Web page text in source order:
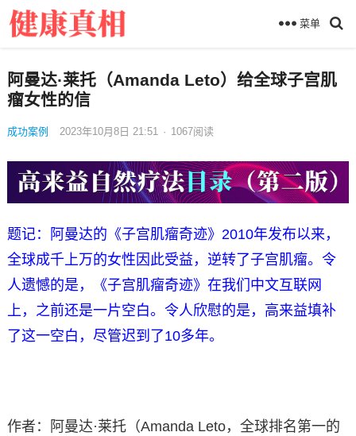
菜单
阿曼达·莱托（Amanda Leto）给全球子宫肌
瘤女性的信
成功案例 2023年10月8日 21:51 · 1067阅读
题记：阿曼达的《子宫肌瘤奇迹》2010年发布以来，
全球成千上万的女性因此受益，逆转了子宫肌瘤。令
人遗憾的是，《子宫肌瘤奇迹》在我们中文互联网
上，之前还是一片空白。令人欣慰的是，高来益填补
了这一空白，尽管迟到了10多年。
作者：阿曼达·莱托（Amanda Leto，全球排名第一的